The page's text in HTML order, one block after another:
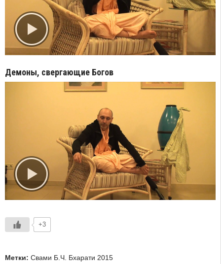
Демоны, свергающие Богов
+3
Метки: Свами Б.Ч. Бхарати 2015